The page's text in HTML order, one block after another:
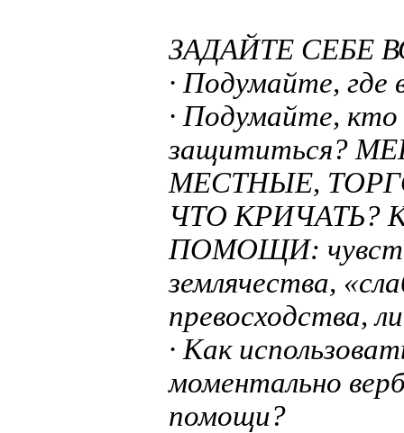
ЗАДАЙТЕ СЕБЕ
· Подумайте,
· Подумайте,
защититься?
МЕСТНЫЕ,
ЧТО КРИЧАТЬ?
ПОМОЩИ:
землячества,
превосходства,
· Как
моментально
помощи?